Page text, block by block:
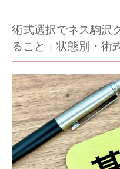
術式選択でネス駒沢
ること｜状態別・術